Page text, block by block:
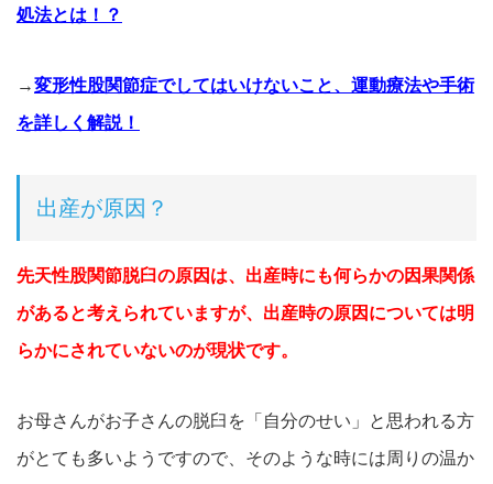
処法とは！？
→変形性股関節症でしてはいけないこと、運動療法や手術
を詳しく解説！
出産が原因？
先天性股関節脱臼の原因は、出産時にも何らかの因果関係
があると考えられていますが、出産時の原因については明
らかにされていないのが現状です。
お母さんがお子さんの脱臼を「自分のせい」と思われる方
がとても多いようですので、そのような時には周りの温か